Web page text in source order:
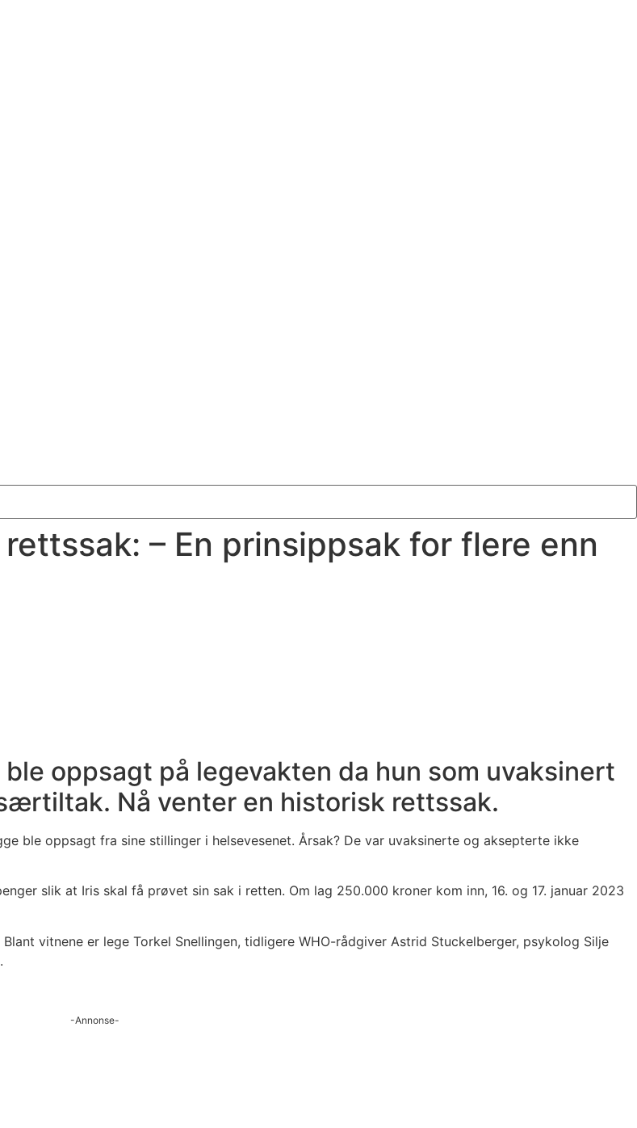
– En prinsippsak for flere enn
oppsagt på legevakten da hun som uvaksinert
Nå venter en historisk rettssak.
ble oppsagt fra sine stillinger i helsevesenet. Årsak? De var uvaksinerte og aksepterte ikke
slik at Iris skal få prøvet sin sak i retten. Om lag 250.000 kroner kom inn, 16. og 17. januar 2023
Blant vitnene er lege Torkel Snellingen, tidligere WHO-rådgiver Astrid Stuckelberger, psykolog Silje
-Annonse-